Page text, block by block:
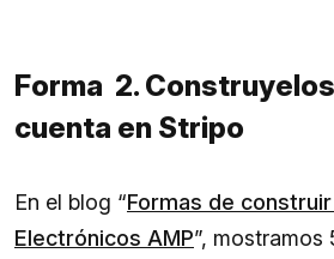
Forma 2.
cuenta en Stripo
En el blog “Formas de
Electrónicos AMP”, mostramos